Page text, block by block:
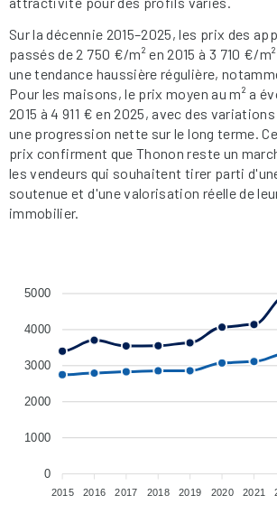
Sur la décennie 2015–2025, les prix des
passés de 2 750 €/m² en 2015 à 3 710 €/
une tendance haussière régulière,
Pour les maisons, le prix moyen au m² a
2015 à 4 911 € en 2025, avec des
une progression nette sur le long terme.
prix confirment que Thonon reste un
les vendeurs qui souhaitent tirer parti
soutenue et d'une valorisation réelle de
immobilier.
5000
4000
3000
2000
1000
0
2015 2016 2017 2018 2019 2020 2021